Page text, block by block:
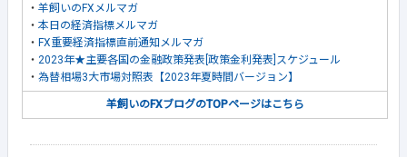
・ 羊飼いのFXメルマガ
・ 本日の経済指標メルマガ
・ FX重要経済指標直前通知メルマガ
・ 2023年★主要各国の金融政策発表[政策金利発表]スケジュール
・ 為替相場3大市場対照表【2023年夏時間バージョン】
羊飼いのFXブログのTOPページはこちら